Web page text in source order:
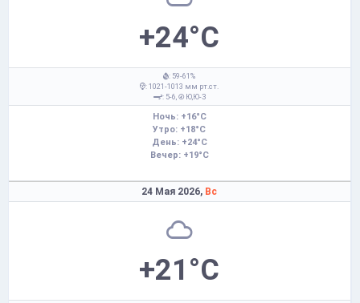
+24°C
: 59-61%
: 1021-1013 мм рт.ст.
: 5-6,
Ю,Ю-З
Ночь: +16°C
Утро: +18°C
День: +24°C
Вечер: +19°C
24 Мая 2026, Вс
+21°C